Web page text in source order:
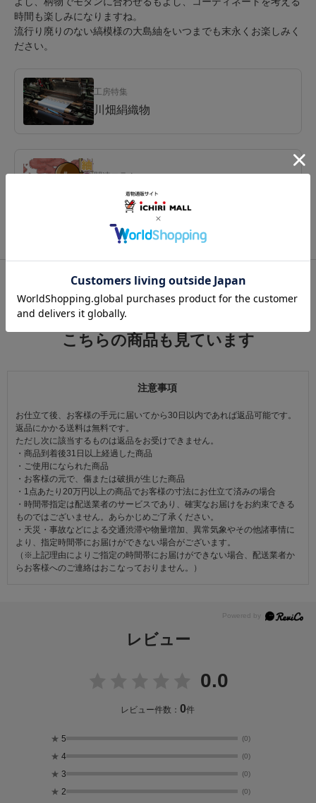
時間も楽しみになりますね。
流行り廃りのない縞模様の大島紬をいつまでも末永くお楽しみく
ださい。
工房特集
川畑絹織物
関連コラム
王道カジュアル「日本三大紬」～大島
紬ほか編～ じっくり熟成♪紬の魅力
関連カテゴリ：着物/紬（つむぎ） /大島紬
この商品を見た人は
こちらの商品も見ています
注意事項
お仕立て後、お客様の手元に届いてから30日以内であれば返品可能です。
返品にかかる送料は無料です。
ただし次に該当するものは返品をお受けできません。
・商品到着後31日以上経過した商品
・ご使用になられた商品
・お客様の元で、傷または破損が生じた商品
・1点あたり20万円以上の商品でお客様の寸法にお仕立て済みの場合
・時間帯指定は配送業者のサービスであり、確実なお届けをお約束できる
ものではございません。あらかじめご了承ください。
・天災・事故などによる交通渋滞や物量増加、異常気象やその他諸事情に
より、指定時間帯にお届けができない場合がございます。
（※上記理由によりご指定の時間帯にお届けができない場合、配送業者か
らお客様へのご連絡はおこなっておりません。）
レビュー
0.0
レビュー件数：0件
★ 5 (0)
★ 4 (0)
★ 3 (0)
★ 2 (0)